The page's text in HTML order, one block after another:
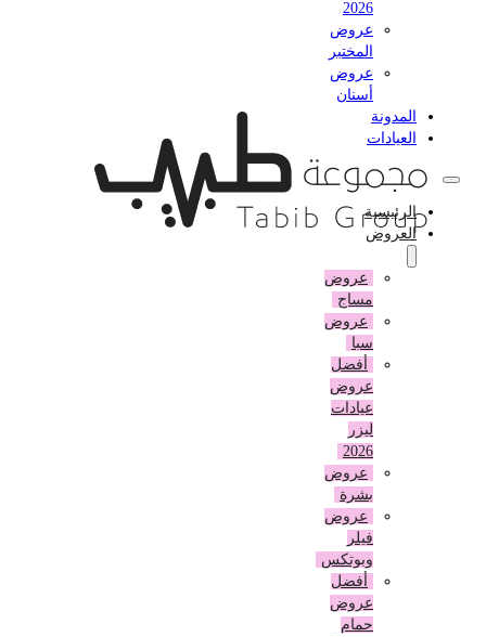
عروض
المختبر
عروض
أسنان
المدونة
العيادات
الرئيسية
العروض
عروض
مساج
عروض
أفضل
عروض
عيادات
عروض
بشرة
عروض
وبوتكس
أفضل
عروض
حمام